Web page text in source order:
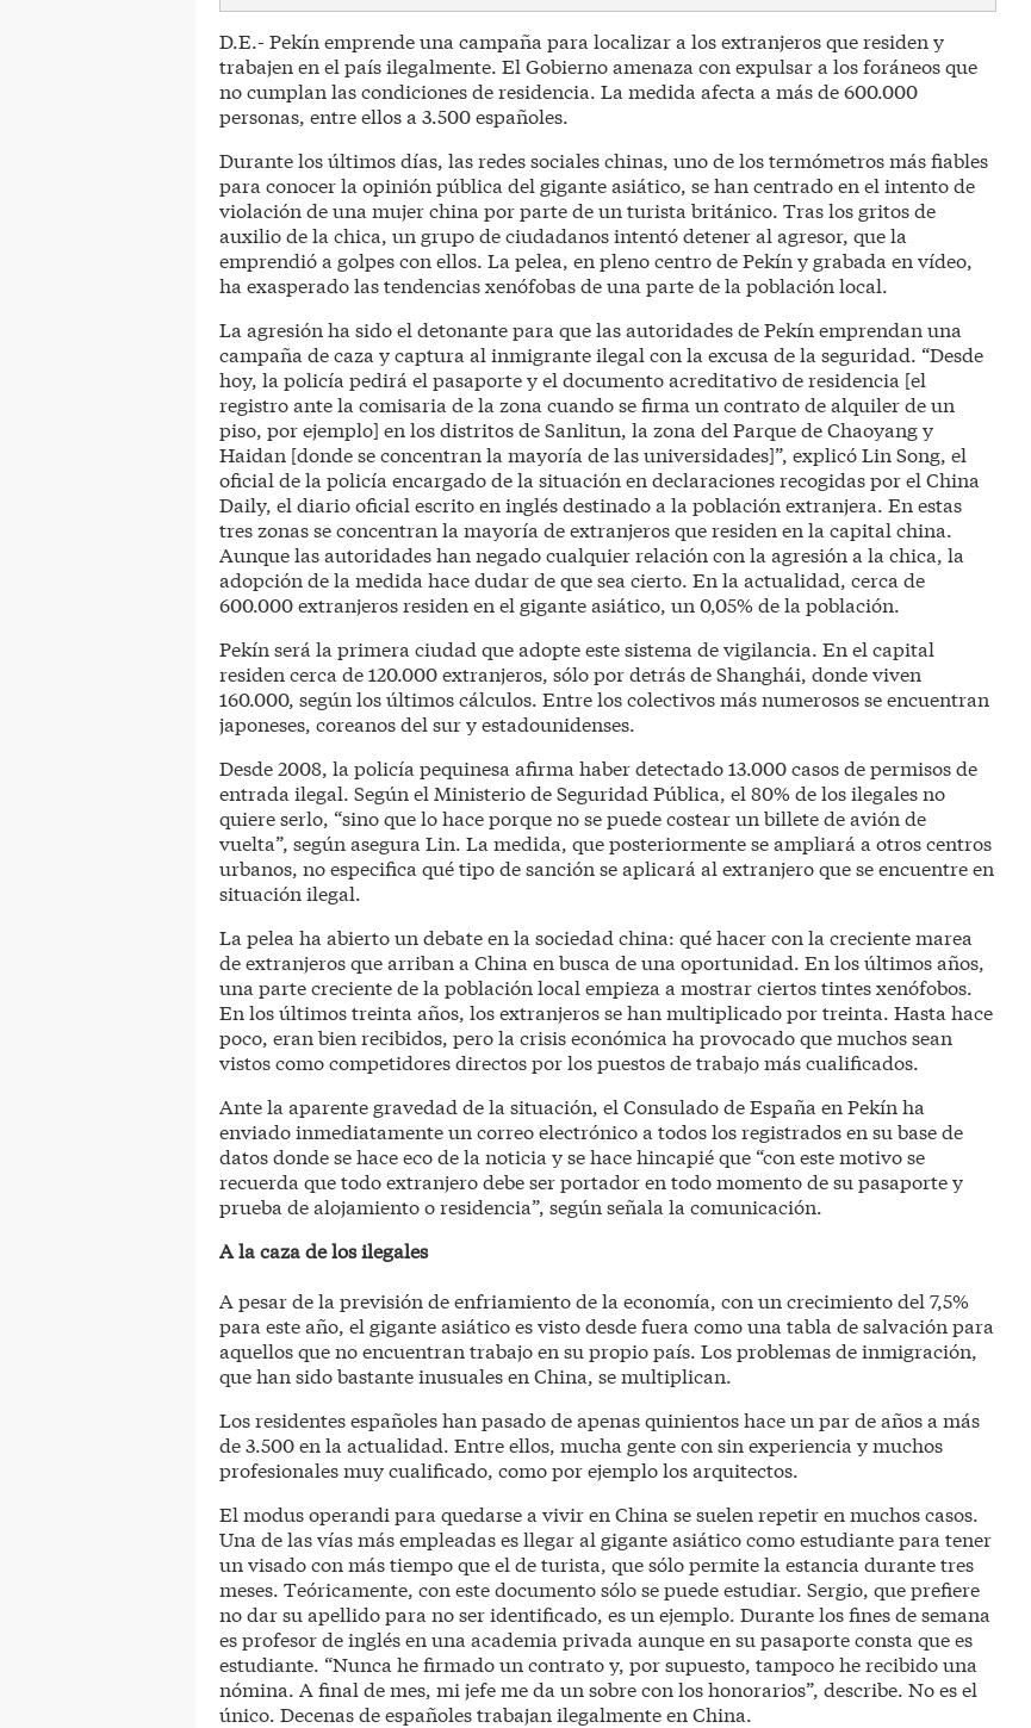
D.E.- Pekín emprende una campaña para localizar a los extranjeros que residen y
trabajen en el país ilegalmente. El Gobierno amenaza con expulsar a los foráneos que
no cumplan las condiciones de residencia. La medida afecta a más de 600.000
personas, entre ellos a 3.500 españoles.
Durante los últimos días, las redes sociales chinas, uno de los termómetros más fiables
para conocer la opinión pública del gigante asiático, se han centrado en el intento de
violación de una mujer china por parte de un turista británico. Tras los gritos de
auxilio de la chica, un grupo de ciudadanos intentó detener al agresor, que la
emprendió a golpes con ellos. La pelea, en pleno centro de Pekín y grabada en vídeo,
ha exasperado las tendencias xenófobas de una parte de la población local.
La agresión ha sido el detonante para que las autoridades de Pekín emprendan una
campaña de caza y captura al inmigrante ilegal con la excusa de la seguridad. “Desde
hoy, la policía pedirá el pasaporte y el documento acreditativo de residencia [el
registro ante la comisaria de la zona cuando se firma un contrato de alquiler de un
piso, por ejemplo] en los distritos de Sanlitun, la zona del Parque de Chaoyang y
Haidan [donde se concentran la mayoría de las universidades]”, explicó Lin Song, el
oficial de la policía encargado de la situación en declaraciones recogidas por el China
Daily, el diario oficial escrito en inglés destinado a la población extranjera. En estas
tres zonas se concentran la mayoría de extranjeros que residen en la capital china.
Aunque las autoridades han negado cualquier relación con la agresión a la chica, la
adopción de la medida hace dudar de que sea cierto. En la actualidad, cerca de
600.000 extranjeros residen en el gigante asiático, un 0,05% de la población.
Pekín será la primera ciudad que adopte este sistema de vigilancia. En el capital
residen cerca de 120.000 extranjeros, sólo por detrás de Shanghái, donde viven
160.000, según los últimos cálculos. Entre los colectivos más numerosos se encuentran
japoneses, coreanos del sur y estadounidenses.
Desde 2008, la policía pequinesa afirma haber detectado 13.000 casos de permisos de
entrada ilegal. Según el Ministerio de Seguridad Pública, el 80% de los ilegales no
quiere serlo, “sino que lo hace porque no se puede costear un billete de avión de
vuelta”, según asegura Lin. La medida, que posteriormente se ampliará a otros centros
urbanos, no especifica qué tipo de sanción se aplicará al extranjero que se encuentre en
situación ilegal.
La pelea ha abierto un debate en la sociedad china: qué hacer con la creciente marea
de extranjeros que arriban a China en busca de una oportunidad. En los últimos años,
una parte creciente de la población local empieza a mostrar ciertos tintes xenófobos.
En los últimos treinta años, los extranjeros se han multiplicado por treinta. Hasta hace
poco, eran bien recibidos, pero la crisis económica ha provocado que muchos sean
vistos como competidores directos por los puestos de trabajo más cualificados.
Ante la aparente gravedad de la situación, el Consulado de España en Pekín ha
enviado inmediatamente un correo electrónico a todos los registrados en su base de
datos donde se hace eco de la noticia y se hace hincapié que “con este motivo se
recuerda que todo extranjero debe ser portador en todo momento de su pasaporte y
prueba de alojamiento o residencia”, según señala la comunicación.
A la caza de los ilegales
A pesar de la previsión de enfriamiento de la economía, con un crecimiento del 7,5%
para este año, el gigante asiático es visto desde fuera como una tabla de salvación para
aquellos que no encuentran trabajo en su propio país. Los problemas de inmigración,
que han sido bastante inusuales en China, se multiplican.
Los residentes españoles han pasado de apenas quinientos hace un par de años a más
de 3.500 en la actualidad. Entre ellos, mucha gente con sin experiencia y muchos
profesionales muy cualificado, como por ejemplo los arquitectos.
El modus operandi para quedarse a vivir en China se suelen repetir en muchos casos.
Una de las vías más empleadas es llegar al gigante asiático como estudiante para tener
un visado con más tiempo que el de turista, que sólo permite la estancia durante tres
meses. Teóricamente, con este documento sólo se puede estudiar. Sergio, que prefiere
no dar su apellido para no ser identificado, es un ejemplo. Durante los fines de semana
es profesor de inglés en una academia privada aunque en su pasaporte consta que es
estudiante. “Nunca he firmado un contrato y, por supuesto, tampoco he recibido una
nómina. A final de mes, mi jefe me da un sobre con los honorarios”, describe. No es el
único. Decenas de españoles trabajan ilegalmente en China.